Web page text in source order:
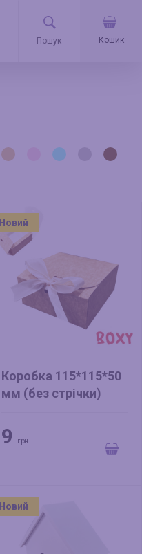
Кошик
Новий
Коробка 115*115*50
мм (без стрічки)
9 грн
Новий